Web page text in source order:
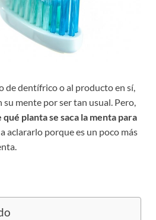
de dentífrico o al producto en sí,
su mente por ser tan usual. Pero,
qué planta se saca la menta para
a aclararlo porque es un poco más